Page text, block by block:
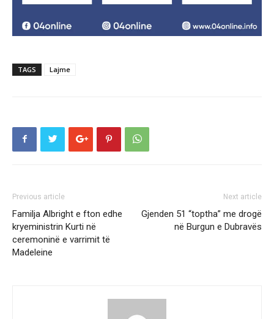
TAGS Lajme
Previous article
Familja Albright e fton edhe
kryeministrin Kurti në
ceremoninë e varrimit të
Madeleine
Next article
Gjenden 51 “toptha” me drogë
në Burgun e Dubravës